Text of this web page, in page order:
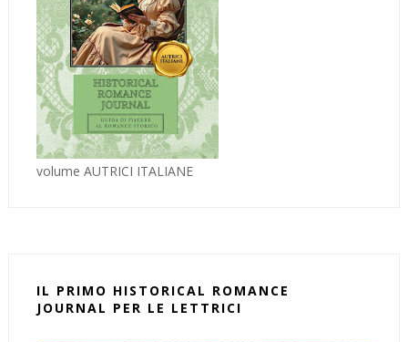
volume AUTRICI ITALIANE
IL PRIMO HISTORICAL ROMANCE
JOURNAL PER LE LETTRICI